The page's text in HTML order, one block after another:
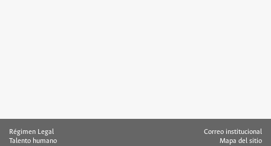
Régimen Legal
Talento humano
Correo institucional
Mapa del sitio